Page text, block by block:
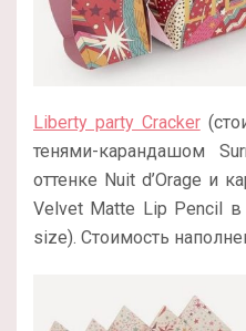
Liberty party Cracker
тенями-карандашом
оттенке Nuit d’Orage и
Velvet Matte Lip Pencil в
size). Стоимость